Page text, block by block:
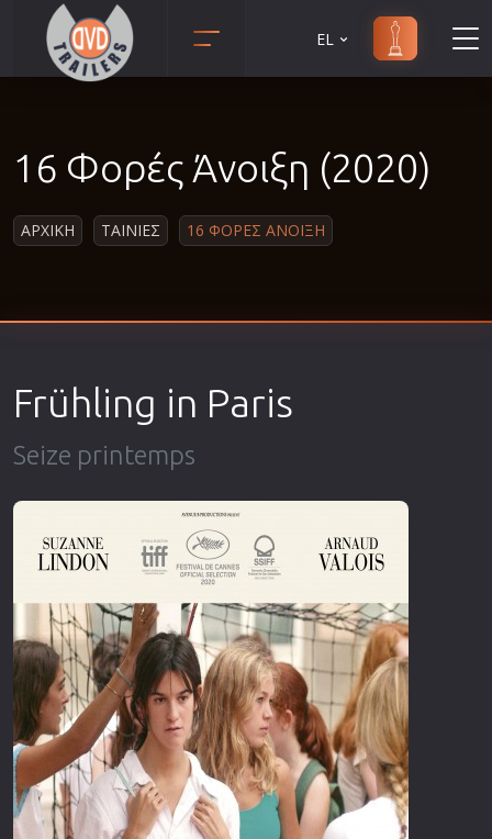
Αισθηματικές
Αστυνομικές
Δράσης
Εποχής
Ερωτικές
Ευρωπαικός Κινηματογράφος
Θρησκευτικές
Θρίλερ
Ιστορικές
Καταστροφής
Κλασσικές
EL
16 Φορές Άνοιξη (2020)
ΑΡΧΙΚΗ ΤΑΙΝΙΕΣ 16 ΦΟΡΕΣ ΆΝΟΙΞΗ
Frühling in Paris
Seize printemps